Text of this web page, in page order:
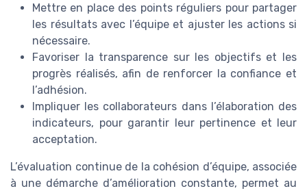
Mettre en place des points réguliers pour partager
les résultats avec l’équipe et ajuster les actions si
nécessaire.
Favoriser la transparence sur les objectifs et les
progrès réalisés, afin de renforcer la confiance et
l’adhésion.
Impliquer les collaborateurs dans l’élaboration des
indicateurs, pour garantir leur pertinence et leur
acceptation.
L’évaluation continue de la cohésion d’équipe, associée
à une démarche d’amélioration constante, permet au